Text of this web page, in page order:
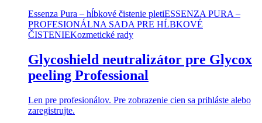
Essenza Pura – hĺbkové čistenie pletiESSENZA PURA –
PROFESIONÁLNA SADA PRE HĹBKOVÉ
ČISTENIEKozmetické rady
Glycoshield neutralizátor pre Glycox
peeling Professional
Len pre profesionálov. Pre zobrazenie cien sa prihláste alebo
zaregistrujte.